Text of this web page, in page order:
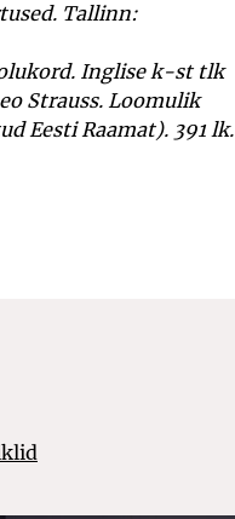
Tallinn:
Inglise k-st tlk
Strauss. Loomulik
Eesti Raamat). 391 lk.